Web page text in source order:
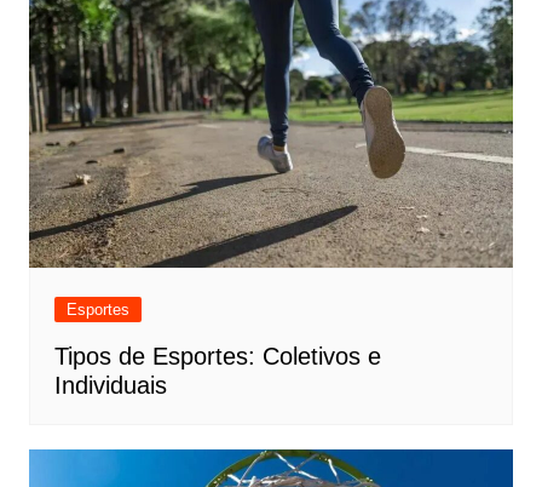
Esportes
Tipos de Esportes: Coletivos e
Individuais